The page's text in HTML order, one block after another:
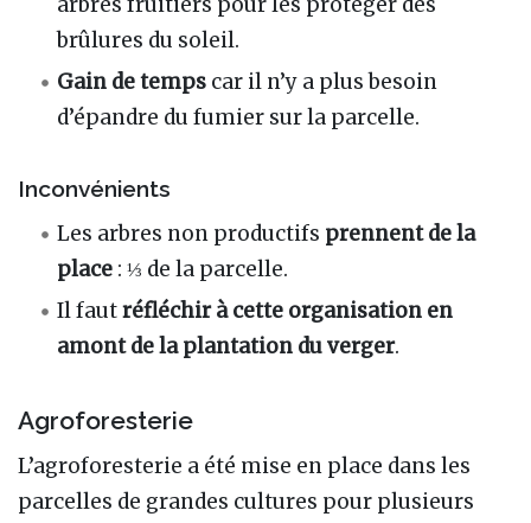
brûlures du soleil.
Gain de temps car il n’y a plus besoin
d’épandre du fumier sur la parcelle.
Inconvénients
Les arbres non productifs prennent de la
place : ⅓ de la parcelle.
Il fautréfléchir à cette organisation en
amont de la plantation du verger.
Agroforesterie
L’agroforesterie a été mise en place dans les
parcelles de grandes cultures pour plusieurs